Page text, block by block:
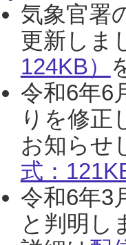
気象官署
更新しま
124KB）
令和6年6
りを修正
お知らせ
式：
令和6年3
と判明し